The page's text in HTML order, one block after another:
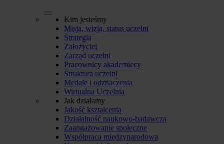
Kim jesteśmy
Misja, wizja, status uczelni
Strategia
Założyciel
Zarząd uczelni
Pracownicy akademiccy
Struktura uczelni
Medale i odznaczenia
Wirtualna Uczelnia
Jak działamy
Jakość kształcenia
Działalność naukowo-badawcza
Zaangażowanie społeczne
Współpraca międzynarodowa